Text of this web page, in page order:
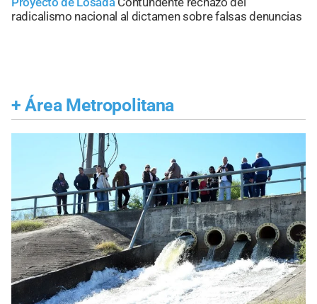
radicalismo nacional al dictamen sobre falsas denuncias
+ Área Metropolitana